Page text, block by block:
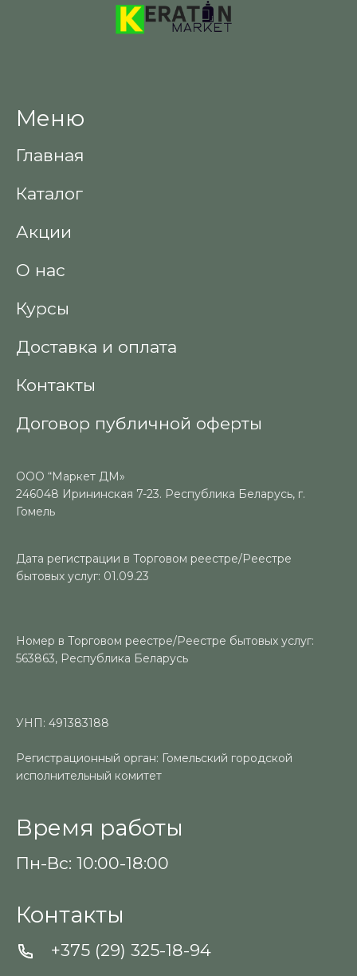
Меню
Главная
Каталог
Акции
О нас
Курсы
Доставка и оплата
Контакты
Договор публичной оферты
ООО “Маркет ДМ»
246048 Ирининская 7-23. Республика Беларусь, г.
Гомель
Дата регистрации в Торговом реестре/Реестре
бытовых услуг: 01.09.23
Номер в Торговом реестре/Реестре бытовых услуг:
563863, Республика Беларусь
УНП: 491383188
Регистрационный орган: Гомельский городской
исполнительный комитет
Время работы
Пн-Вс: 10:00-18:00
Контакты
+375 (29) 325-18-94